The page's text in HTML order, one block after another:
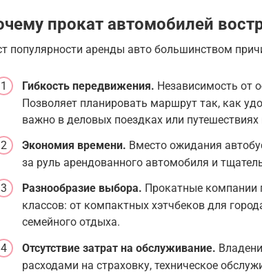
прокат автомобилей
популярности аренды авто большинством
Гибкость передвижения. Независимость от
Позволяет планировать маршрут так, как
важно в деловых поездках или
Экономия времени. Вместо ожидания
за руль арендованного автомобиля и
Разнообразие выбора. Прокатные компании
классов: от компактных хэтчбеков для
семейного отдыха.
Отсутствие затрат на обслуживание.
расходами на страховку, техническое